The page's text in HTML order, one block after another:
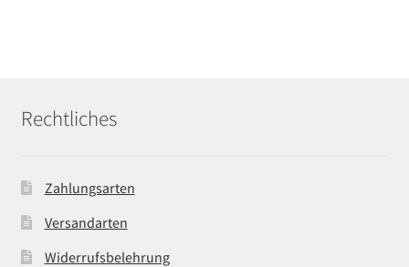
Rechtliches
Zahlungsarten
Versandarten
Widerrufsbelehrung